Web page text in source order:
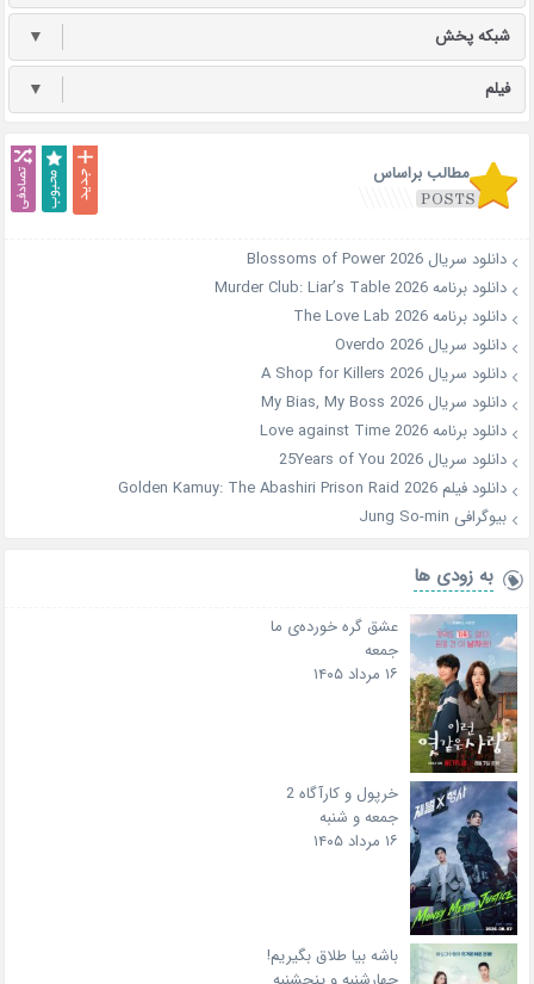
شبکه پخش ▼
فیلم ▼
مطالب براساس
دانلود سریال Blossoms of Power 2026
دانلود برنامه Murder Club: Liar’s Table 2026
دانلود برنامه The Love Lab 2026
دانلود سریال Overdo 2026
دانلود سریال A Shop for Killers 2026
دانلود سریال My Bias, My Boss 2026
دانلود برنامه Love against Time 2026
دانلود سریال 25Years of You 2026
دانلود فیلم Golden Kamuy: The Abashiri Prison Raid 2026
بیوگرافی Jung So-min
به زودی ها
عشق گره خورده‌ی ما
جمعه
۱۶ مرداد ۱۴۰۵
خرپول و کارآگاه 2
جمعه و شنبه
۱۶ مرداد ۱۴۰۵
باشه بیا طلاق بگیریم!